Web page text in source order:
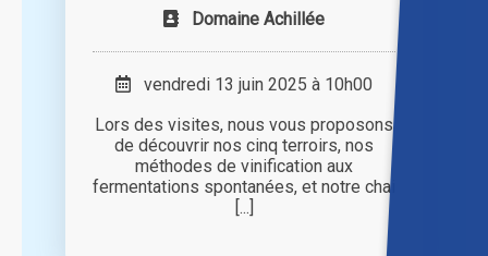
Domaine Achillée
vendredi 13 juin 2025 à 10h00
Lors des visites, nous vous proposons
de découvrir nos cinq terroirs, nos
méthodes de vinification aux
fermentations spontanées, et notre chai
[...]